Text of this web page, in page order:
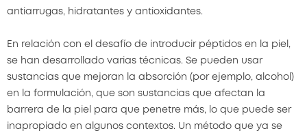
antiarrugas, hidratantes y antioxidantes.
En relación con el desafío de introducir péptidos en la piel,
se han desarrollado varias técnicas. Se pueden usar
sustancias que mejoran la absorción (por ejemplo, alcohol)
en la formulación, que son sustancias que afectan la
barrera de la piel para que penetre más, lo que puede ser
inapropiado en algunos contextos. Un método que ya se